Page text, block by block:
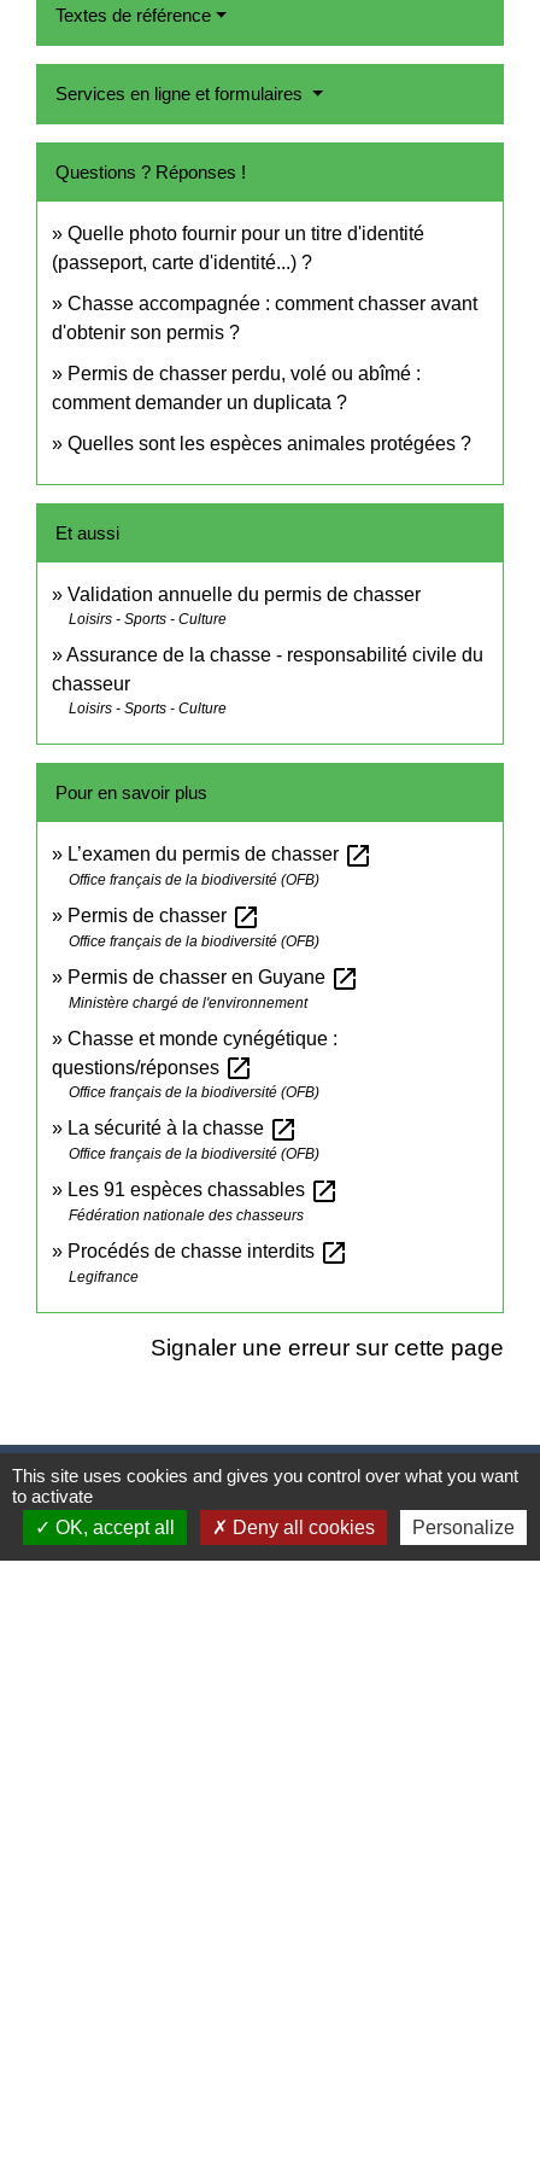
Textes de référence
Services en ligne et formulaires
Questions ? Réponses !
Quelle photo fournir pour un titre d'identité
(passeport, carte d'identité...) ?
Chasse accompagnée : comment chasser avant
d'obtenir son permis ?
Permis de chasser perdu, volé ou abîmé :
comment demander un duplicata ?
Quelles sont les espèces animales protégées ?
Et aussi
Validation annuelle du permis de chasser
Loisirs - Sports - Culture
Assurance de la chasse - responsabilité civile du
chasseur
Loisirs - Sports - Culture
Pour en savoir plus
L’examen du permis de chasser open_in_new
Office français de la biodiversité (OFB)
Permis de chasser open_in_new
Office français de la biodiversité (OFB)
Permis de chasser en Guyane open_in_new
Ministère chargé de l'environnement
Chasse et monde cynégétique :
questions/réponses open_in_new
Office français de la biodiversité (OFB)
La sécurité à la chasse open_in_new
Office français de la biodiversité (OFB)
Les 91 espèces chassables open_in_new
Fédération nationale des chasseurs
Procédés de chasse interdits open_in_new
Legifrance
Signaler une erreur sur cette page
Contacts
Mairie
2 place Simone Veil
This site uses cookies and gives you control over what you want
to activate
OK, accept all
Deny all cookies Personalize